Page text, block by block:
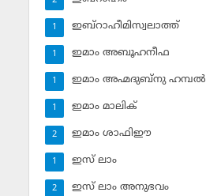
ഇബ്‌റാഹീമിസ്വലാത്ത്
1
ഇമാം അബൂഹനീഫ
1
ഇമാം അഹ്മദുബ്‌നു ഹമ്പല്‍
1
ഇമാം മാലിക്
1
ഇമാം ശാഫിഈ
2
ഇസ് ലാം
1
ഇസ് ലാം അനുഭവം
2